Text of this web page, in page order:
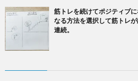
筋トレを続けてポジティブ
なる方法を選択して筋トレ
連続。